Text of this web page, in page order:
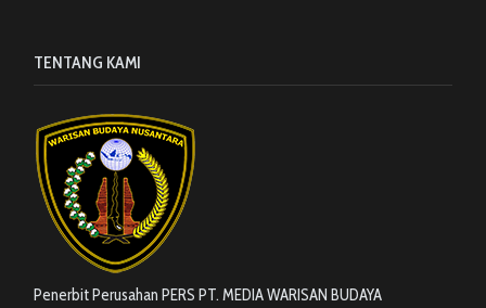
TENTANG KAMI
Penerbit Perusahan PERS PT. MEDIA WARISAN BUDAYA